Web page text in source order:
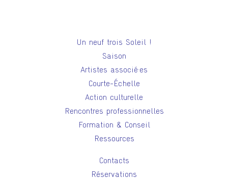
Un neuf trois Soleil !
Saison
Artistes associé·es
Courte-Échelle
Action culturelle
Rencontres professionnelles
Formation & Conseil
Ressources
Contacts
Réservations